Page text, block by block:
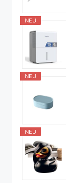
NEU
NEU
NEU